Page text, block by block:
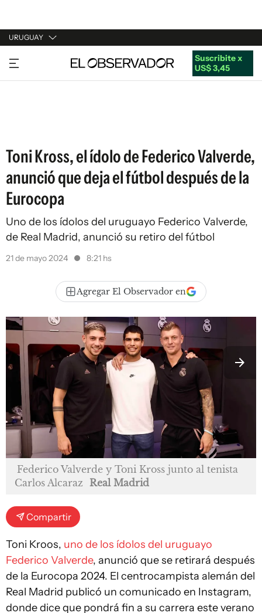
URUGUAY
URUGUAY
ARGENTINA
Suscribite x
US$ 3,45
Toni Kross, el ídolo de Federico Valverde,
anunció que deja el fútbol después de la
Eurocopa
Uno de los ídolos del uruguayo Federico Valverde,
de Real Madrid, anunció su retiro del fútbol
21 de mayo 2024 8:21 hs
Agregar El Observador en
Federico Valverde y Toni Kross junto al tenista
Carlos Alcaraz
Real Madrid
Compartir
Toni Kroos, uno de los ídolos del uruguayo
Federico Valverde, anunció que se retirará después
de la Eurocopa 2024. El centrocampista alemán del
Real Madrid publicó un comunicado en Instagram,
donde dice que pondrá fin a su carrera este verano